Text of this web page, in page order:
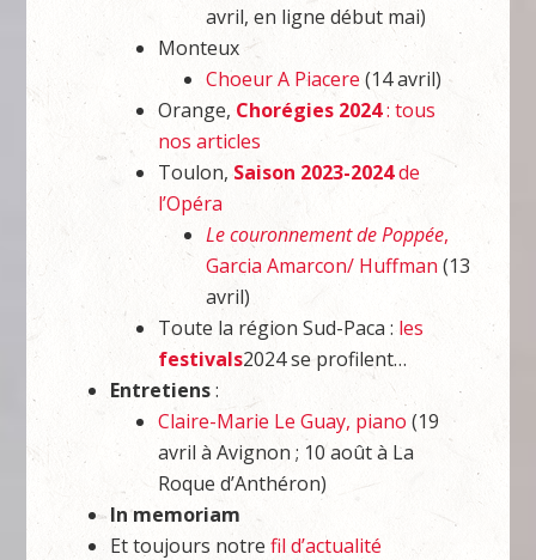
avril, en ligne début mai)
Monteux
Choeur A Piacere (14 avril)
Orange, Chorégies 2024: tous
nos articles
Toulon, Saison 2023-2024de
l’Opéra
Le couronnement de Poppée,
Garcia Amarcon/ Huffman(13
avril)
Toute la région Sud-Paca :les
festivals2024 se profilent…
Entretiens:
Claire-Marie Le Guay, piano (19
avril à Avignon ; 10 août à La
Roque d’Anthéron)
In memoriam
Et toujours notrefil d’actualité